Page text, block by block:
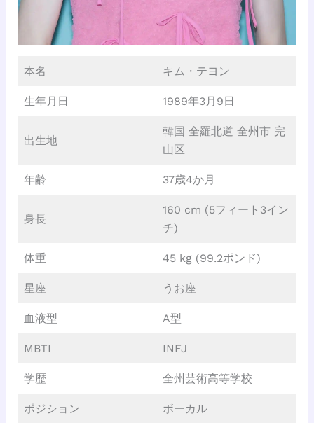
本名 キム・テヨン
生年月日 1989年3月9日
出生地
韓国 全羅北道 全州市 完
山区
年齢 37歳4か月
身長
160 cm (5フィート3イン
チ)
体重 45 kg (99.2ポンド)
星座 うお座
血液型 A型
MBTI INFJ
学歴 全州芸術高等学校
ポジション ボーカル